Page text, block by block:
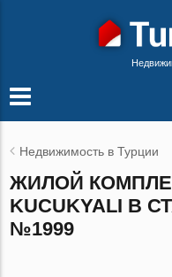
Недвижимость в Турции
ЖИЛОЙ
KUCUKYALI В
№1999